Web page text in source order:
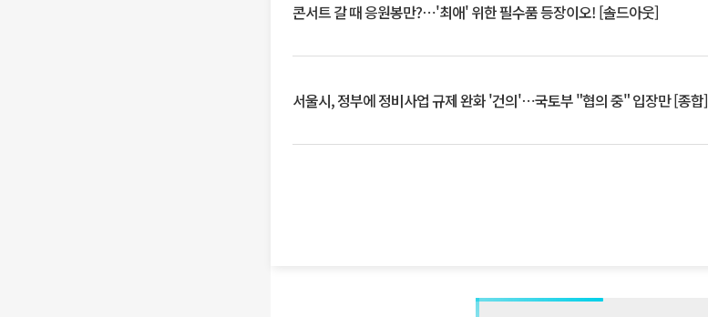
콘서트 갈 때 응원봉만?⋯'최애' 위한 필수품 등장이오! [솔드아웃]
서울시, 정부에 정비사업 규제 완화 '건의'⋯국토부 "협의 중" 입장만 [종합]